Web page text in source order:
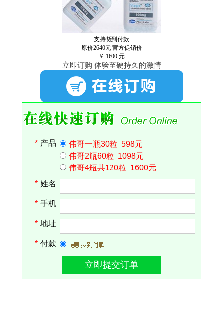
支持货到付款
原价2640元 官方促销价
￥ 1600 元
立即订购 体验至硬持久的激情